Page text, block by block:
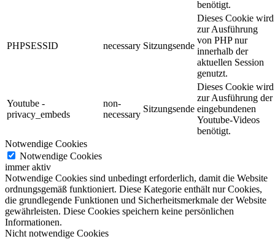
benötigt.
PHPSESSID necessary Sitzungsende
Dieses Cookie wird
zur Ausführung
von PHP nur
innerhalb der
aktuellen Session
genutzt.
Youtube -
privacy_embeds
non-
necessary
Sitzungsende
Dieses Cookie wird
zur Ausführung der
eingebundenen
Youtube-Videos
benötigt.
Notwendige Cookies
Notwendige Cookies
immer aktiv
Notwendige Cookies sind unbedingt erforderlich, damit die Website
ordnungsgemäß funktioniert. Diese Kategorie enthält nur Cookies,
die grundlegende Funktionen und Sicherheitsmerkmale der Website
gewährleisten. Diese Cookies speichern keine persönlichen
Informationen.
Nicht notwendige Cookies